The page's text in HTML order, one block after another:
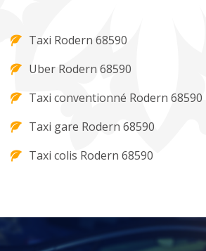
Taxi Rodern 68590
Uber Rodern 68590
Taxi conventionné Rodern 68590
Taxi gare Rodern 68590
Taxi colis Rodern 68590